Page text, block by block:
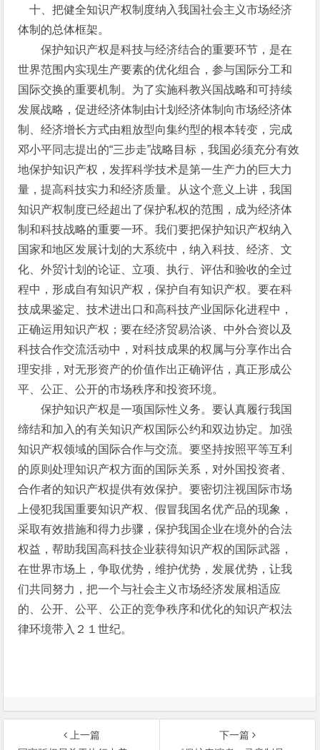
十、把健全知识产权制度纳入我国社会主义市场经济
体制的总体框架。
保护知识产权是科技与经济结合的重要环节，是在
世界范围内实现生产要素的优化组合，参与国际分工和
国际交换的重要机制。为了实施科教兴国战略和可持续
发展战略，促进经济体制由计划经济体制向市场经济体
制、经济增长方式由粗放型向集约型的根本转变，完成
邓小平同志提出的“三步走”战略目标，我国必须充分有效
地保护知识产权，发挥科学技术是第一生产力的巨大力
量，提高科技实力和经济质量。从这个意义上讲，我国
知识产权制度已经超出了保护私权的范围，成为经济体
制和科技战略的重要一环。我们要把保护知识产权纳入
国家和地区发展计划的大系统中，纳入科技、经济、文
化、外贸计划的论证、立项、执行、评估和验收的全过
程中，形成自有知识产权，保护自有知识产权。要在科
技成果鉴定、技术进出口和高科技产业国际化进程中，
正确运用知识产权；要在经济贸易洽谈、中外合资以及
科技合作交流活动中，对科技成果的权属与分享作出合
理安排，对无形资产的价值作出正确评估，真正形成公
平、公正、公开的市场秩序和投资环境。
保护知识产权是一项国际性义务。要认真履行我国
缔结和加入的有关知识产权国际公约和双边协定。加强
知识产权领域的国际合作与交流。要坚持按照平等互利
的原则处理知识产权方面的国际关系，对外国投资者、
合作者的知识产权提供有效保护。要密切注视国际市场
上侵犯我国重要知识产权、假冒我国名优产品的现象，
采取有效措施和得力步骤，保护我国企业在境外的合法
权益，帮助我国高科技企业获得知识产权的国际武器，
在世界市场上，争取优势，维护优势，发展优势，让我
们共同努力，把一个与社会主义市场经济发展相适应
的、公开、公平、公正的竞争秩序和优化的知识产权法
律环境带入２１世纪。
上一篇
下一篇